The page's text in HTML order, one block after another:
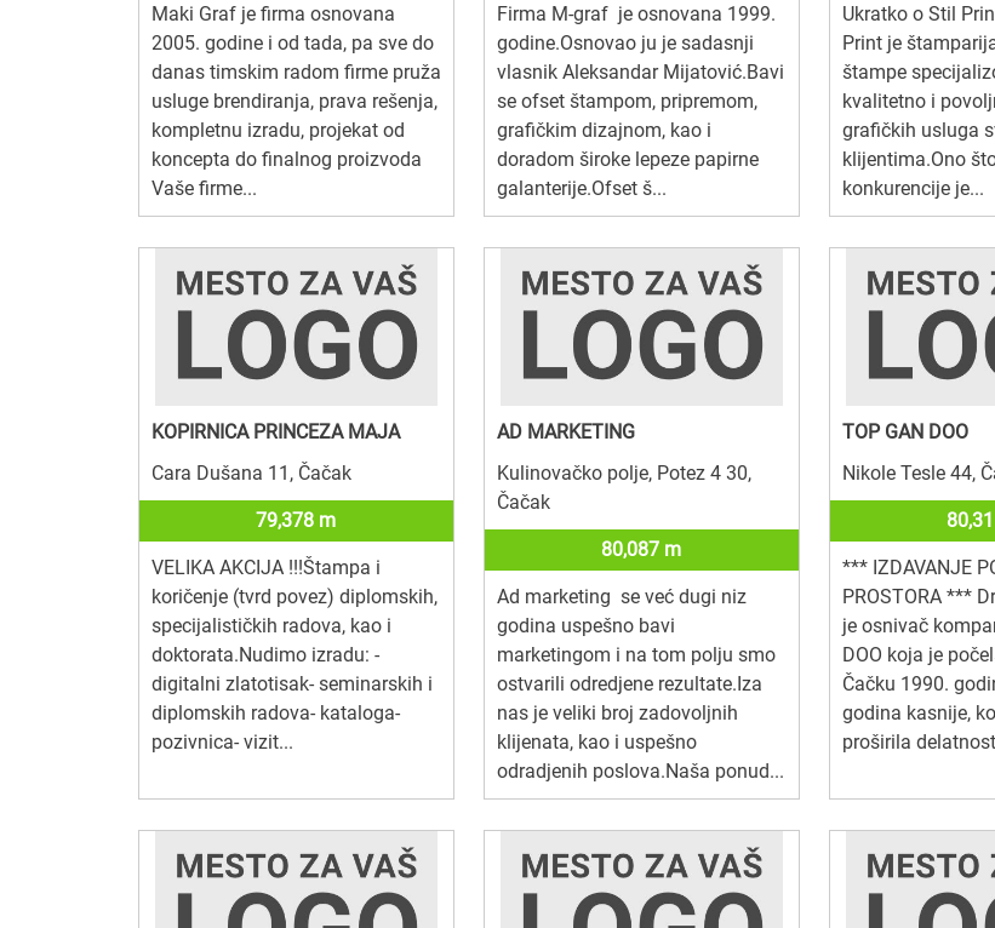
Maki Graf je firma osnovana
2005. godine i od tada, pa sve do
danas timskim radom firme pruža
usluge brendiranja, prava rešenja,
kompletnu izradu, projekat od
koncepta do finalnog proizvoda
Vaše firme...
Firma M-graf je osnovana 1999.
godine.Osnovao ju je sadasnji
vlasnik Aleksandar Mijatović.Bavi
se ofset štampom, pripremom,
grafičkim dizajnom, kao i
doradom široke lepeze papirne
galanterije.Ofset š...
Ukratko o Stil
Print je
štampe
kvalitetno i
grafičkih usluga
klijentima.Ono
konkurencije je...
KOPIRNICA PRINCEZA MAJA
Cara Dušana 11, Čačak
79,378 m
VELIKA AKCIJA !!!Štampa i
koričenje (tvrd povez) diplomskih,
specijalističkih radova, kao i
doktorata.Nudimo izradu: -
digitalni zlatotisak- seminarskih i
diplomskih radova- kataloga-
pozivnica- vizit...
AD MARKETING
Kulinovačko polje, Potez 4 30,
Čačak
80,087 m
Ad marketing se već dugi niz
godina uspešno bavi
marketingom i na tom polju smo
ostvarili odredjene rezultate.Iza
nas je veliki broj zadovoljnih
klijenata, kao i uspešno
odradjenih poslova.Naša ponud...
TOP GAN DOO
Nikole Tesle 44,
*** IZDAVANJE
PROSTORA ***
je osnivač
DOO koja je
Čačku 1990.
godina kasnije,
proširila